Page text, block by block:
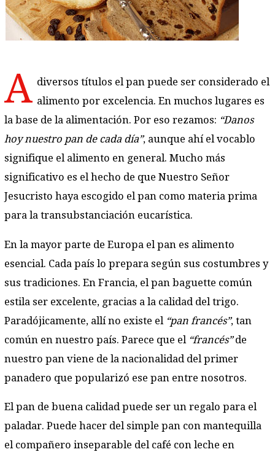
A diversos títulos el pan puede ser considerado el
alimento por excelencia. En muchos lugares es
la base de la alimentación. Por eso rezamos: “Danos
hoy nuestro pan de cada día”, aunque ahí el vocablo
signifique el alimento en general. Mucho más
significativo es el hecho de que Nuestro Señor
Jesucristo haya escogido el pan como materia prima
para la transubstanciación eucarística.
En la mayor parte de Europa el pan es alimento
esencial. Cada país lo prepara según sus costumbres y
sus tradiciones. En Francia, el pan baguette común
estila ser excelente, gracias a la calidad del trigo.
Paradójicamente, allí no existe el “pan francés”, tan
común en nuestro país. Parece que el “francés”de
nuestro pan viene de la nacionalidad del primer
panadero que popularizó ese pan entre nosotros.
El pan de buena calidad puede ser un regalo para el
paladar. Puede hacer del simple pan con mantequilla
el compañero inseparable del café con leche en